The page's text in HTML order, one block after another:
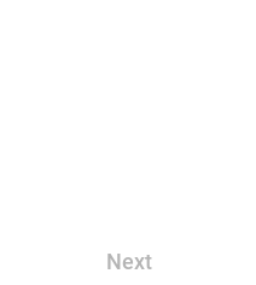
Next